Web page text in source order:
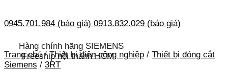
0945.701.984 (báo giá) 0913.832.029 (báo giá)
Hàng chính hãng SIEMENS
Freeship nội thành HCM
Trang chủ / Thiết bị điện công nghiệp / Thiết bị đóng cắt
Siemens / 3RT